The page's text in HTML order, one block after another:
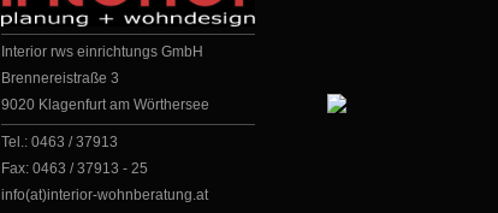
Interior rws einrichtungs GmbH
Brennereistraße 3
9020 Klagenfurt am Wörthersee
Tel.: 0463 / 37913
Fax: 0463 / 37913 - 25
info(at)interior-wohnberatung.at